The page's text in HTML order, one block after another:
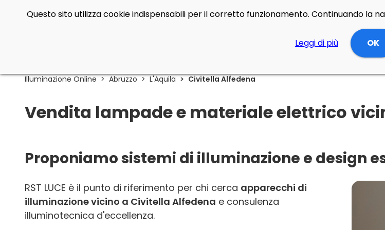
Illuminazione Online Abruzzo L'Aquila Civitella Alfedena
Vendita lampade e materiale elettrico
Proponiamo sistemi di illuminazione e design
RST LUCE è il punto di riferimento per chi cerca apparecchi di
illuminazione vicino a Civitella Alfedena e consulenza
illuminotecnica d'eccellenza.
Questo sito utilizza cookie indispensabili per il corretto funzionamento. Continuando la
Leggi di più OK